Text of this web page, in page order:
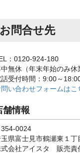
お問合せ先
：0120-924-180
無休（年末年始のみ休
受付時間：9:00～
い合わせフォームはこ
舗情報
0024
県富士見市鶴瀬東１
会社アイスタ 販売責